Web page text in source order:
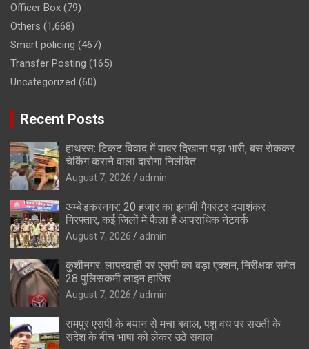
Officer Box (79)
Others (1,668)
Smart policing (467)
Transfer Posting (165)
Uncategorized (60)
Recent Posts
हाथरस: टिकट विवाद में पावर दिखाना पड़ा भारी, बस रोककर
चेकिंग कराने वाला दारोगा निलंबित
August 7, 2026 admin
अम्बेडकरनगर: 20 हजार का इनामी गैंगस्टर दयाशंकर
गिरफ्तार, कई जिलों में फैला है आपराधिक नेटवर्क
August 7, 2026 admin
कुशीनगर: लापरवाही पर एसपी का बड़ा एक्शन, निरीक्षक समेत
28 पुलिसकर्मी लाइन हाजिर
August 7, 2026 admin
रामपुर एसपी के बयान से मचा बवाल, पशु वध पर सख्ती के
संदेश के बीच भाषा को लेकर उठे सवाल